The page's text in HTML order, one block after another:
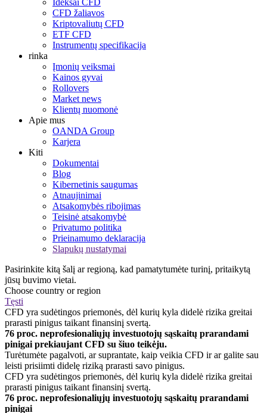
CFD žaliavos
Kriptovaliutų CFD
ETF CFD
Instrumentų specifikacija
rinka
Įmonių veiksmai
Kainos gyvai
Rollovers
Market news
Klientų nuomonė
Apie mus
OANDA Group
Karjera
Kiti
Dokumentai
Blog
Kibernetinis saugumas
Atnaujinimai
Atsakomybės ribojimas
Teisinė atsakomybė
Privatumo politika
Prieinamumo deklaracija
Slapukų nustatymai
Pasirinkite kitą šalį ar regioną, kad pamatytumėte turinį, pritaikytą
jūsų buvimo vietai.
Choose country or region
Tęsti
CFD yra sudėtingos priemonės, dėl kurių kyla didelė rizika greitai
prarasti pinigus taikant finansinį svertą.
76 proc. neprofesionaliųjų investuotojų sąskaitų prarandami
pinigai prekiaujant CFD su šiuo teikėju.
Turėtumėte pagalvoti, ar suprantate, kaip veikia CFD ir ar galite sau
leisti prisiimti didelę riziką prarasti savo pinigus.
CFD yra sudėtingos priemonės, dėl kurių kyla didelė rizika greitai
prarasti pinigus taikant finansinį svertą.
76 proc. neprofesionaliųjų investuotojų sąskaitų prarandami
pinigai